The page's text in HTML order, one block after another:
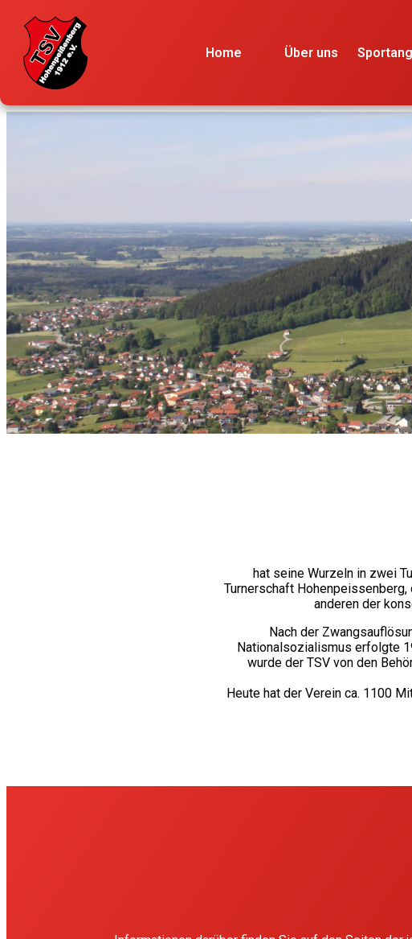
Home Über uns
hat seine Wurzeln in zwei
Turnerschaft
anderen der
Nach der
Nationalsozialismus erfolgte
wurde der TSV von den
Heute hat der Verein ca. 1100